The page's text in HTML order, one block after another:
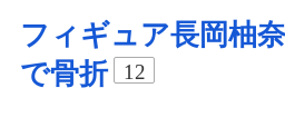
フィギュア長岡柚
で骨折
12